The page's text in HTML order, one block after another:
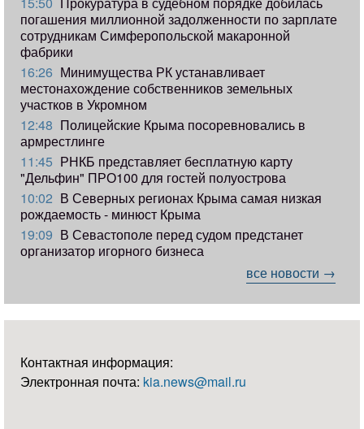
погашения миллионной задолженности по зарплате
сотрудникам Симферопольской макаронной
фабрики
16:26 Минимущества РК устанавливает
местонахождение собственников земельных
участков в Укромном
12:48 Полицейские Крыма посоревновались в
армрестлинге
11:45 РНКБ представляет бесплатную карту
"Дельфин" ПРО100 для гостей полуострова
10:02 В Северных регионах Крыма самая низкая
рождаемость - минюст Крыма
19:09 В Севастополе перед судом предстанет
организатор игорного бизнеса
все новости →
Контактная информация:
Электронная почта: kia.news@mail.ru